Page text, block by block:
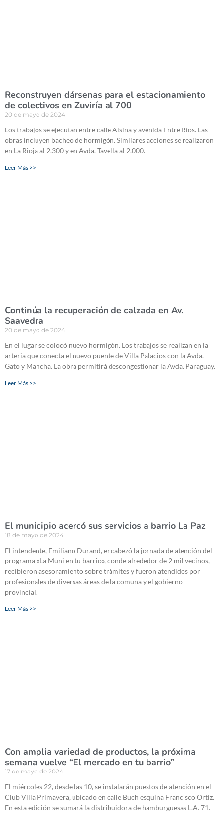
Reconstruyen dársenas para el estacionamiento
de colectivos en Zuviría al 700
20 de mayo de 2024
Los trabajos se ejecutan entre calle Alsina y avenida Entre Ríos. Las
obras incluyen bacheo de hormigón. Similares acciones se realizaron
en La Rioja al 2.300 y en Avda. Tavella al 2.000.
Leer Más >>
Continúa la recuperación de calzada en Av.
Saavedra
20 de mayo de 2024
En el lugar se colocó nuevo hormigón. Los trabajos se realizan en la
arteria que conecta el nuevo puente de Villa Palacios con la Avda.
Gato y Mancha. La obra permitirá descongestionar la Avda. Paraguay.
Leer Más >>
El municipio acercó sus servicios a barrio La Paz
18 de mayo de 2024
El intendente, Emiliano Durand, encabezó la jornada de atención del
programa «La Muni en tu barrio», donde alrededor de 2 mil vecinos,
recibieron asesoramiento sobre trámites y fueron atendidos por
profesionales de diversas áreas de la comuna y el gobierno
provincial.
Leer Más >>
Con amplia variedad de productos, la próxima
semana vuelve “El mercado en tu barrio”
17 de mayo de 2024
El miércoles 22, desde las 10, se instalarán puestos de atención en el
Club Villa Primavera, ubicado en calle Buch esquina Francisco Ortiz.
En esta edición se sumará la distribuidora de hamburguesas L.A. 71.